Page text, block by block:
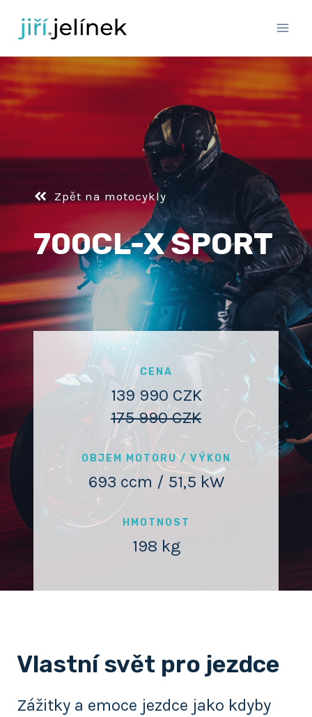
obsah
Zpět na motocykly
700CL-X SPORT
CENA
139 990 CZK
175 990 CZK
OBJEM MOTORU / VÝKON
693 ccm / 51,5 kW
HMOTNOST
198 kg
Vlastní svět pro jezdce
Zážitky a emoce jezdce jako kdyby